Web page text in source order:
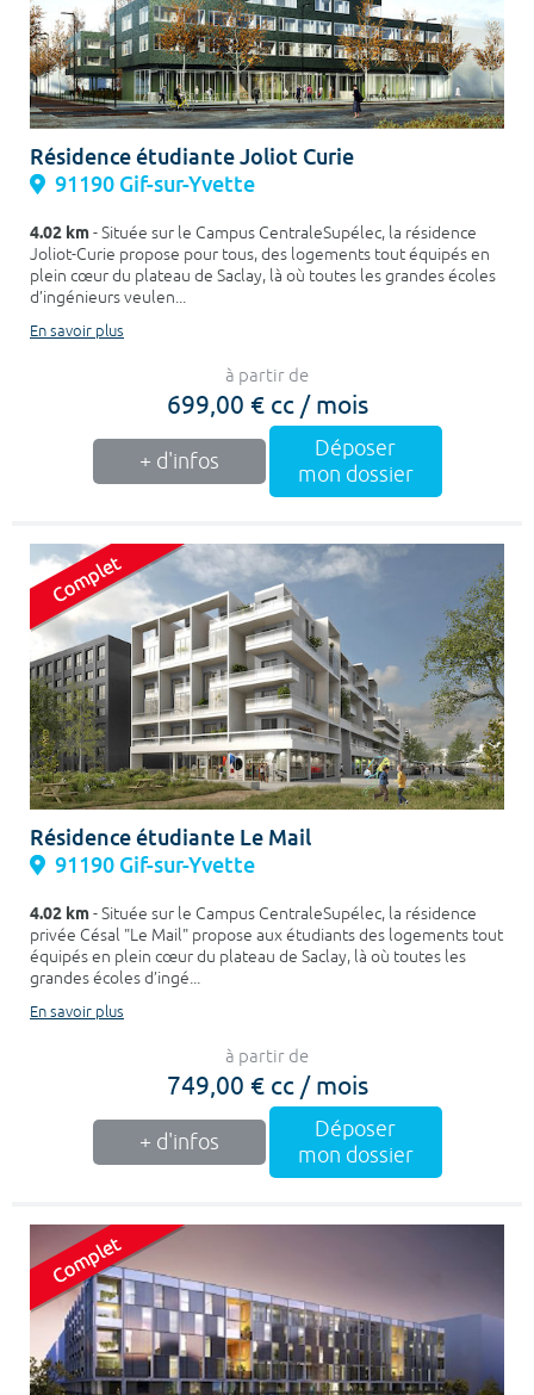
Résidence étudiante Joliot Curie
91190 Gif-sur-Yvette
4.02 km- Située sur le Campus CentraleSupélec, la résidence
Joliot-Curie propose pour tous, des logements tout équipés en
plein cœur du plateau de Saclay, là où toutes les grandes écoles
d’ingénieurs veulen...
En savoir plus
à partir de
699,00 € cc / mois
+ d'infos
Déposer
mon dossier
Résidence étudiante Le Mail
91190 Gif-sur-Yvette
4.02 km- Située sur le Campus CentraleSupélec, la résidence
privée Césal "Le Mail" propose aux étudiants des logements tout
équipés en plein cœur du plateau de Saclay, là où toutes les
grandes écoles d’ingé...
En savoir plus
à partir de
749,00 € cc / mois
+ d'infos
Déposer
mon dossier